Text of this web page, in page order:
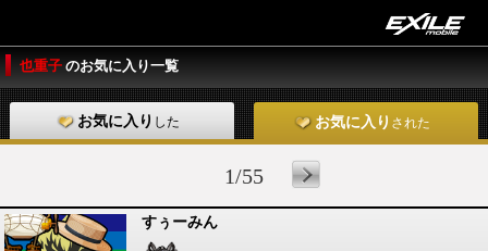
也重子 のお気に入り一覧
お気に入り した お気に入り された
1/55
すぅーみん